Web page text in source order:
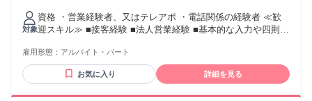
対象
資格 ・営業経験者、又はテレアポ ・電話関係の経験者 ≪歓
迎スキル≫ ■接客経験 ■法人営業経験 ■基本的な入力や四則計
雇用形態： アルバイト・パート
お気に入り 詳細を見る